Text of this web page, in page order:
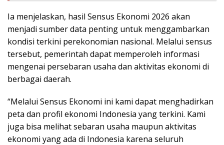
Ia menjelaskan, hasil Sensus Ekonomi 2026 akan
menjadi sumber data penting untuk menggambarkan
kondisi terkini perekonomian nasional. Melalui sensus
tersebut, pemerintah dapat memperoleh informasi
mengenai persebaran usaha dan aktivitas ekonomi di
berbagai daerah.
“Melalui Sensus Ekonomi ini kami dapat menghadirkan
peta dan profil ekonomi Indonesia yang terkini. Kami
juga bisa melihat sebaran usaha maupun aktivitas
ekonomi yang ada di Indonesia karena seluruh